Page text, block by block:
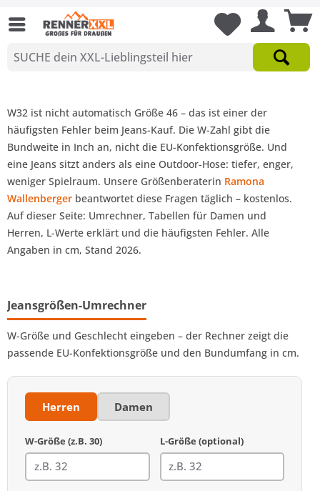
W32 ist nicht automatisch Größe 46 – das ist einer der
häufigsten Fehler beim Jeans-Kauf. Die W-Zahl gibt die
Bundweite in Inch an, nicht die EU-Konfektionsgröße. Und
eine Jeans sitzt anders als eine Outdoor-Hose: tiefer, enger,
weniger Spielraum. Unsere Größenberaterin Ramona
Wallenberger beantwortet diese Fragen täglich – kostenlos.
Auf dieser Seite: Umrechner, Tabellen für Damen und
Herren, L-Werte erklärt und die häufigsten Fehler. Alle
Angaben in cm, Stand 2026.
Jeansgrößen-Umrechner
W-Größe und Geschlecht eingeben – der Rechner zeigt die
passende EU-Konfektionsgröße und den Bundumfang in cm.
Herren Damen
W-Größe (z.B. 30) L-Größe (optional)